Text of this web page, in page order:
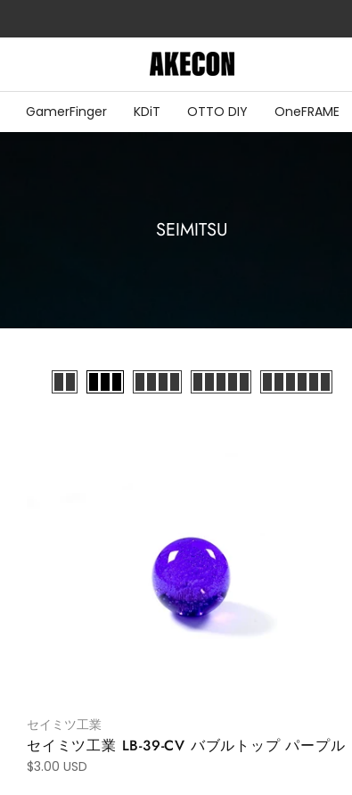
GamerFinger KDiT OTTO DIY OneFRAME
SEIMITSU
セイミツ工業
セイミツ工業 LB-39-CV バブルトップ パープル
$3.00 USD